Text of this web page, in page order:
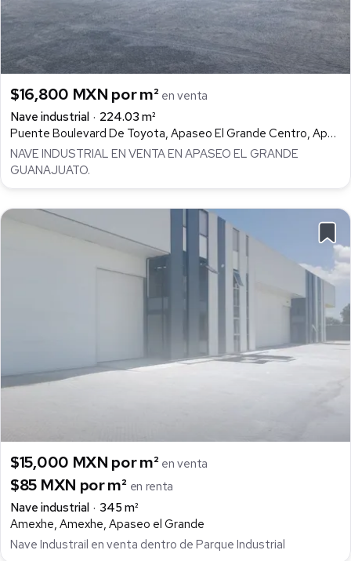
$16,800 MXN por m² en venta
Nave industrial
224.03 m²
Puente Boulevard De Toyota, Apaseo El Grande Centro, Apaseo el Grande
NAVE INDUSTRIAL EN VENTA EN APASEO EL GRANDE
GUANAJUATO.
$15,000 MXN por m² en venta
$85 MXN por m² en renta
Nave industrial
345 m²
Amexhe, Amexhe, Apaseo el Grande
Nave Industrail en venta dentro de Parque Industrial